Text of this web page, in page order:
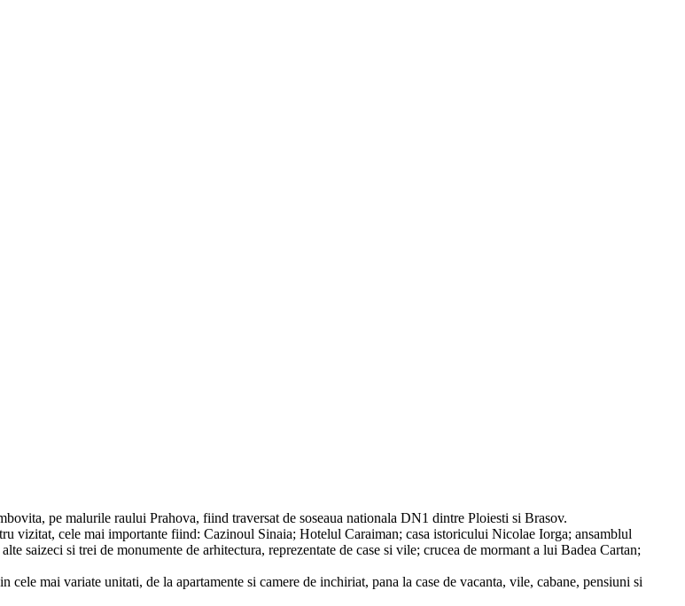
pe malurile raului Prahova, fiind traversat de soseaua nationala DN1 dintre Ploiesti si Brasov.
vizitat, cele mai importante fiind: Cazinoul Sinaia; Hotelul Caraiman; casa istoricului Nicolae Iorga; ansamblul
saizeci si trei de monumente de arhitectura, reprezentate de case si vile; crucea de mormant a lui Badea Cartan;
mai variate unitati, de la apartamente si camere de inchiriat, pana la case de vacanta, vile, cabane, pensiuni si